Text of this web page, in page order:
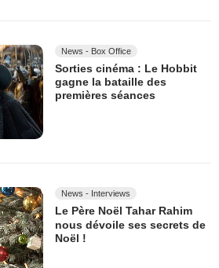
News - Box Office
Sorties cinéma : Le Hobbit
gagne la bataille des
premières séances
News - Interviews
Le Père Noël Tahar Rahim
nous dévoile ses secrets de
Noël !